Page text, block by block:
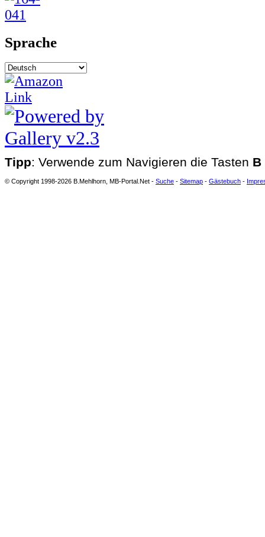
Sprache
Tipp: Verwende zum Navigieren die Tasten B
© Copyright 1998-2026 B.Mehlhorn, MB-Portal.Net - Suche - Sitemap - Gästebuch -